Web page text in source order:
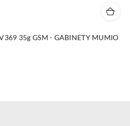
35g GSM - GABINETY MUMIO